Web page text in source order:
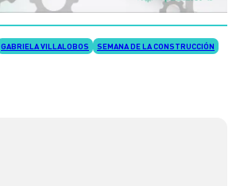
GABRIELA VILLALOBOS
SEMANA DE LA CONSTRUCCIÓN